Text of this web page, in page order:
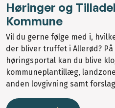
Høringer og
Kommune
Vil du gerne følge med i,
der bliver truffet i Allerød? På
høringsportal kan du blive
kommuneplantillæg,
anden lovgivning samt